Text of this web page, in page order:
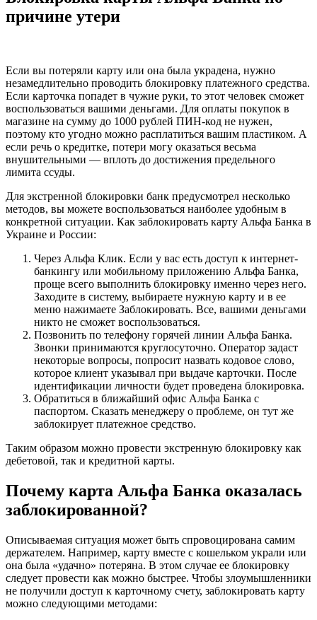
причине утери
Если вы потеряли карту или она была украдена, нужно
незамедлительно проводить блокировку платежного средства.
Если карточка попадет в чужие руки, то этот человек сможет
воспользоваться вашими деньгами. Для оплаты покупок в
магазине на сумму до 1000 рублей ПИН-код не нужен,
поэтому кто угодно можно расплатиться вашим пластиком. А
если речь о кредитке, потери могу оказаться весьма
внушительными — вплоть до достижения предельного
лимита ссуды.
Для экстренной блокировки банк предусмотрел несколько
методов, вы можете воспользоваться наиболее удобным в
конкретной ситуации. Как заблокировать карту Альфа Банка в
Украине и России:
Через Альфа Клик. Если у вас есть доступ к интернет-
банкингу или мобильному приложению Альфа Банка,
проще всего выполнить блокировку именно через него.
Заходите в систему, выбираете нужную карту и в ее
меню нажимаете Заблокировать. Все, вашими деньгами
никто не сможет воспользоваться.
Позвонить по телефону горячей линии Альфа Банка.
Звонки принимаются круглосуточно. Оператор задаст
некоторые вопросы, попросит назвать кодовое слово,
которое клиент указывал при выдаче карточки. После
идентификации личности будет проведена блокировка.
Обратиться в ближайший офис Альфа Банка с
паспортом. Сказать менеджеру о проблеме, он тут же
заблокирует платежное средство.
Таким образом можно провести экстренную блокировку как
дебетовой, так и кредитной карты.
Почему карта Альфа Банка оказалась
заблокированной?
Описываемая ситуация может быть спровоцирована самим
держателем. Например, карту вместе с кошельком украли или
она была «удачно» потеряна. В этом случае ее блокировку
следует провести как можно быстрее. Чтобы злоумышленники
не получили доступ к карточному счету, заблокировать карту
можно следующими методами: